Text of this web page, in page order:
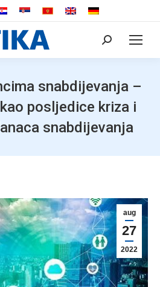
Search:
snabdijevanja –
posljedice kriza i
snabdijevanja
aug
27
2022